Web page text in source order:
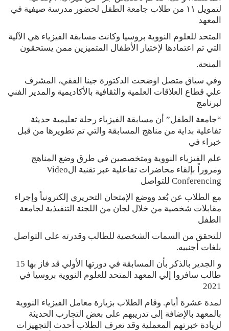
لتمويل ١١ من طلاب جامعة الطفل لحضور مدرسة صيفية في
المعهد
المتحد للعلوم النووية بروسيا وكانت مسابقة الفيزياء هي الآلية
التي تم اعتمادها لإختيار الأطفال المتميزين ممن يستحقون
المنحة.
وفي سياق متصل اوضحت الدكتورة جينا الفقي، المشرف
علي قطاع العلاقات العلمية والثقافية بالأكاديمية والمدير الفني
لبرنامج
“جامعة الطفل” أن مسابقة الفيزياء رحلة تعليمية حديثة
تفاعلية بداية من مناهج المسابقة والتي تم تطويرها من قبل
خبراء في
علم الفيزياء النووية ومتخصصين في طرق وضع المناهج
ومروراً بإلقاء محاضرات تفاعلية عبر تقنية الVideo
Conferencing للتواصل
مع الطلاب عن بُعد ووضع الإمتحان التحريري إلكترونياً وإجراء
مقابلات شخصية من خلال لجان من اللجنة التنفيذية لجامعة
الطفل
للتحقق من السمات الشخصية للطالب وقدرته على التواصل
بلغات أجنبيه.
و الجدير بالذكر بأن المسابقة في دورتها الأولي قد فاز بها 15
طالب سافروا إلي المعهد المتحد للعلوم النووية بروسيا في
2021
لمدة عشرة أيام. وقام الطلاب بزيارة معامل الفيزياء النووية
بالمعهد بالإضافة إلى تدريبهم على بعض التجارب الحديثة
لزيادة خبرتهم المعملية وقد تعرف الطلاب أحدث التجهيزات